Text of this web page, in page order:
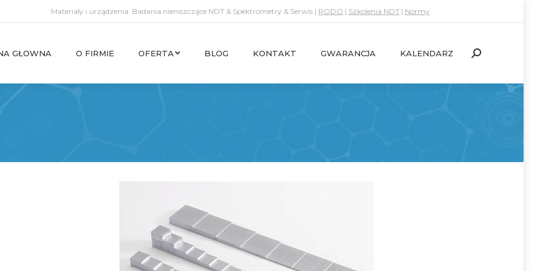
Materiały i urządzenia. Badania nieniszczące NDT & Spektrometry & Serwis | RODO | Szkolenia NDT | Normy
GŁOWNA O FIRMIE OFERTA BLOG KONTAKT GWARANCJA KALENDARZ Search: